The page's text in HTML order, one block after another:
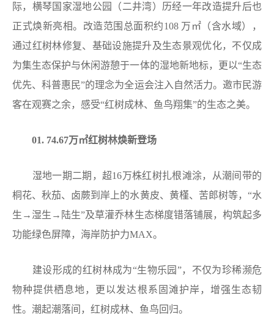
际，横琴国家湿地公园（二井湾）历经一年改造提升后也
正式焕新亮相。改造范围总面积约108 万㎡（含水域），
通过红树林修复、基础设施提升及生态景观优化，不仅成
为集生态保护与休闲游憩于一体的湿地新地标，更以“生态
优先、科普惠民”的理念为全运会注入自然活力。邀市民游
客在观赛之余，感受“红树成林、鱼鸟翔集”的生态之美。
01. 74.67万㎡红树林焕新登场
湿地一期二期，超16万株红树扎根滩涂，从潮间带的
桐花、秋茄、卤蕨到岸上的水黄皮、黄槿、苦郎树等，“水
生→湿生→陆生”及草灌乔林生态梯度错落铺展，构筑起多
功能绿色屏障，海岸防护力MAX。
建设形成的红树林成为“生物乐园”，不仅为珍稀濒危
物种提供栖息地，更以发达根系固滩护岸，增强生态韧
性。潮起潮落间，红树成林、鱼鸟回归。